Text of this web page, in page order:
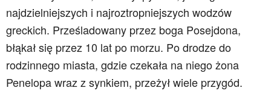
najdzielniejszych i najroztropniejszych wodzów
greckich. Prześladowany przez boga Posejdona,
błąkał się przez 10 lat po morzu. Po drodze do
rodzinnego miasta, gdzie czekała na niego żona
Penelopa wraz z synkiem, przeżył wiele przygód.